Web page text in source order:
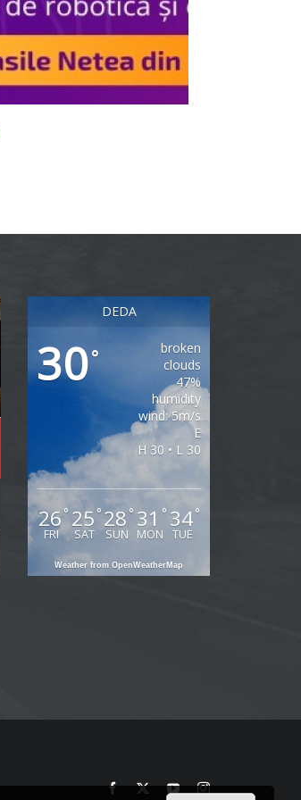
DEDA
30°
broken
clouds
47%
humidity
wind: 5m/s
E
H 30 • L 30
26°
FRI
25 °
SAT
28 °
SUN
31 °
MON
34°
TUE
Weather from OpenWeatherMap
FacebookTwitterYouTubeInstagram